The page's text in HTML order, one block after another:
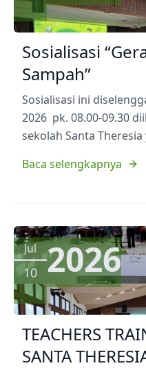
Sosialisasi
Sampah”
Sosialisasi ini
2026 pk. 08.00-09.30
sekolah Santa
Baca selengkapnya
Jul
10 2026
TEACHERS
SANTA